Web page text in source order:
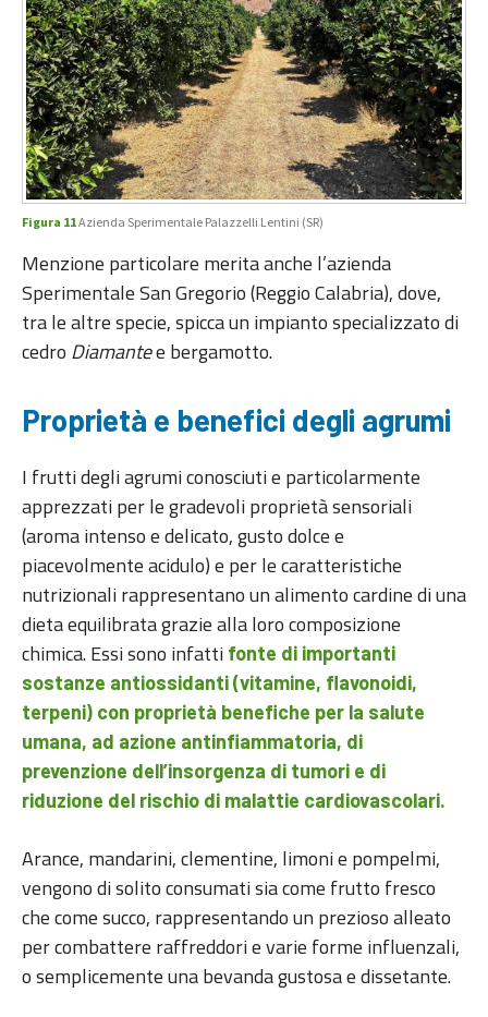
Figura 11Azienda Sperimentale Palazzelli Lentini (SR)
Menzione particolare merita anche l’azienda
Sperimentale San Gregorio (Reggio Calabria), dove,
tra le altre specie, spicca un impianto specializzato di
cedro Diamantee bergamotto.
Proprietà e benefici degli agrumi
I frutti degli agrumi conosciuti e particolarmente
apprezzati per le gradevoli proprietà sensoriali
(aroma intenso e delicato, gusto dolce e
piacevolmente acidulo) e per le caratteristiche
nutrizionali rappresentano un alimento cardine di una
dieta equilibrata grazie alla loro composizione
chimica. Essi sono infatti fonte di importanti
sostanze antiossidanti (vitamine, flavonoidi,
terpeni) con proprietà benefiche per la salute
umana, ad azione antinfiammatoria, di
prevenzione dell’insorgenza di tumori e di
riduzione del rischio di malattie cardiovascolari.
Arance, mandarini, clementine, limoni e pompelmi,
vengono di solito consumati sia come frutto fresco
che come succo, rappresentando un prezioso alleato
per combattere raffreddori e varie forme influenzali,
o semplicemente una bevanda gustosa e dissetante.